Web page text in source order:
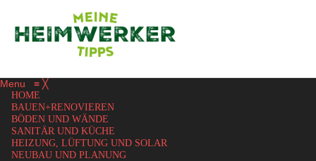
Menu ≡ ╳
HOME
BAUEN+RENOVIEREN
BÖDEN UND WÄNDE
SANITÄR UND KÜCHE
HEIZUNG, LÜFTUNG UND SOLAR
NEUBAU UND PLANUNG